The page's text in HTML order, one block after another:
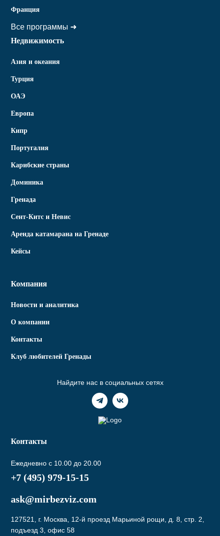
Франция
Все программы ➜
Недвижимость
Азия и океания
Турция
ОАЭ
Европа
Кипр
Португалия
Карибские страны
Доминика
Гренада
Сент-Китс и Невис
Аренда катамарана на Гренаде
Кейсы
Компания
Новости и аналитика
О компании
Контакты
Клуб любителей Гренады
Найдите нас в социальных сетях
Контакты
Ежедневно с 10.00 до 20.00
+7 (495) 979-15-15
ask@mirbezviz.com
127521, г. Москва, 12-й проезд Марьиной рощи, д. 8, стр. 2,
подъезд 3, офис 58